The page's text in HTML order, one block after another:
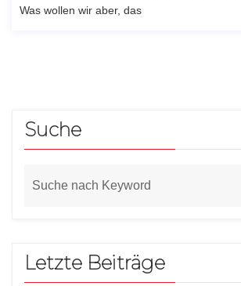
Was wollen wir aber, das
Suche
Letzte Beiträge